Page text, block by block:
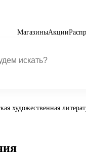
МагазиныАкции
художественная